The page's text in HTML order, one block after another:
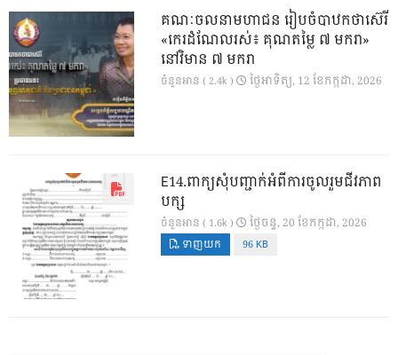
គណៈចលនាមហាជន រៀបចំបាឋកថាស៊េរី
«កេរដំណែលរស់៖ គុណតម្លៃ ៧ មករា»
នៅវិមាន ៧ មករា
ចំនួនអាន ( 2.4k ) ថ្ងៃ​អាទិត្យ, 12 ខែ​កក្កដា, 2026
E14.ពាក្យសុំបញ្ជាក់អំពីការចូលរួមជីវភាព
បក្ស
ចំនួនអាន ( 1.6k ) ថ្ងៃ​ចន្ទ, 20 ខែ​កក្កដា, 2026
ទាញយក 96 KB